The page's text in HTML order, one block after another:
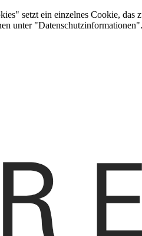
setzt ein einzelnes Cookie, das
unter "Datenschutzinformationen".